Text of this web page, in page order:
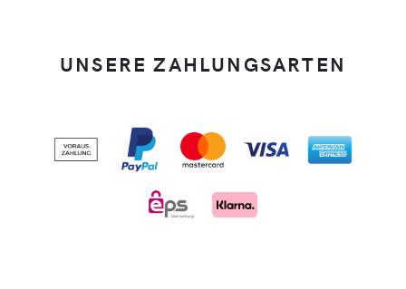
UNSERE ZAHLUNGSARTEN